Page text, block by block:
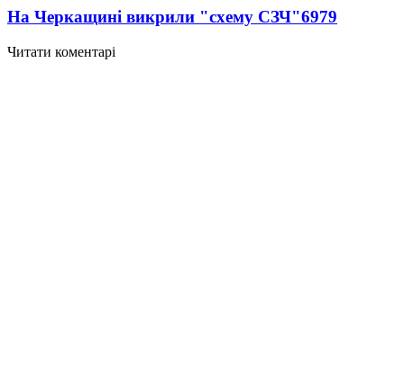
На Черкащині викрили "схему СЗЧ"6979
Читати коментарі